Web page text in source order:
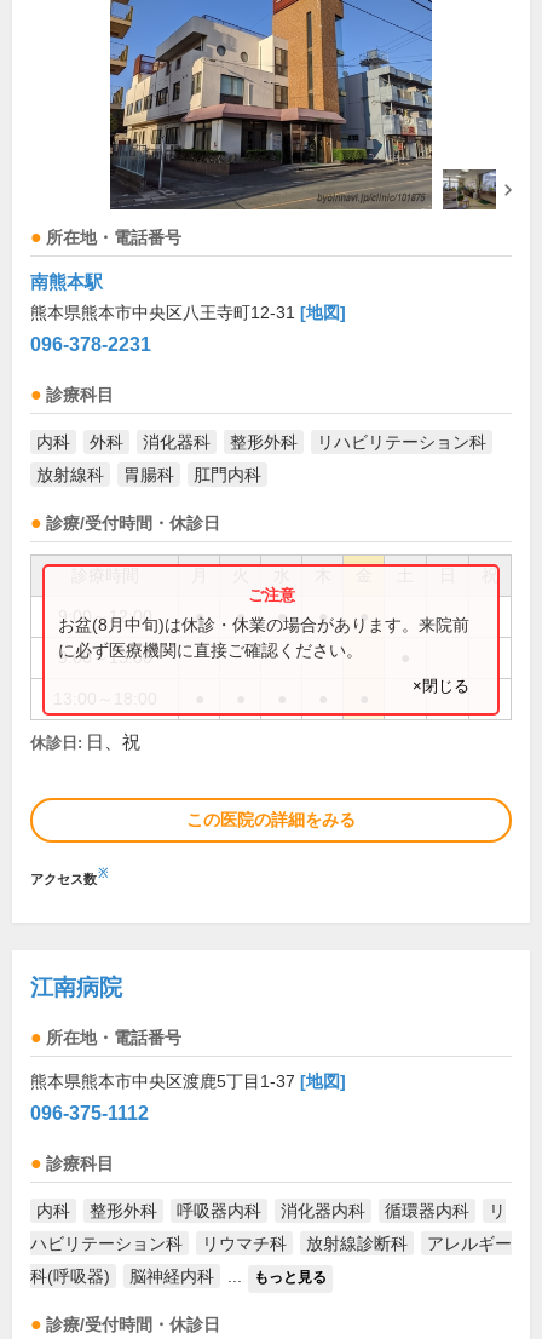
所在地・電話番号
南熊本駅
熊本県熊本市中央区八王寺町12-31 [地図]
096-378-2231
診療科目
内科 外科 消化器科 整形外科
リハビリテーション科
放射線科
胃腸科 肛門内科
診療/受付時間・休診日
祝
9:00～12:00 ● ● ● ● ●
9:00～13:00
お盆(8月中旬)は休診・休業の場合があります。来院前
に必ず医療機関に直接ご確認ください。
×閉じる
休診日: 日、祝
この医院の詳細をみる
アクセス数※
江南病院
所在地・電話番号
熊本県熊本市中央区渡鹿5丁目1-37 [地図]
096-375-1112
診療科目
内科 整形外科 呼吸器内科 消化器内科 循環器内科
リ
ハビリテーション科
リウマチ科 放射線診断科
アレルギー
科(呼吸器)
脳神経内科 もっと見る
診療/受付時間・休診日